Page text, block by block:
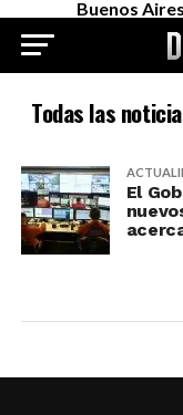
Buenos
Todas las
El